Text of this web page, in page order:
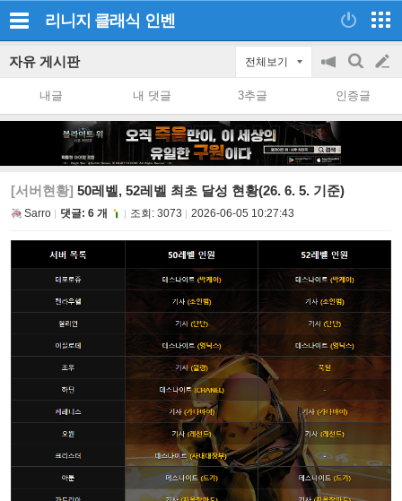
리니지 클래식 인벤
자유 게시판 전체보기
공
on/off
검
색
글
쓰
내글 내 댓글 3추글 인증글
[서버현황] 50레벨, 52레벨 최초 달성 현황(26. 6. 5. 기준)
Sarro 댓글: 6 개 조회: 3073 2026-06-05 10:27:43